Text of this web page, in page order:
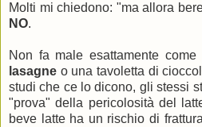
Molti mi chiedono: "ma allora
NO.
Non fa male esattamente
lasagne o una tavoletta di
studi che ce lo dicono, gli stessi
"prova" della pericolosità del
beve latte ha un rischio di